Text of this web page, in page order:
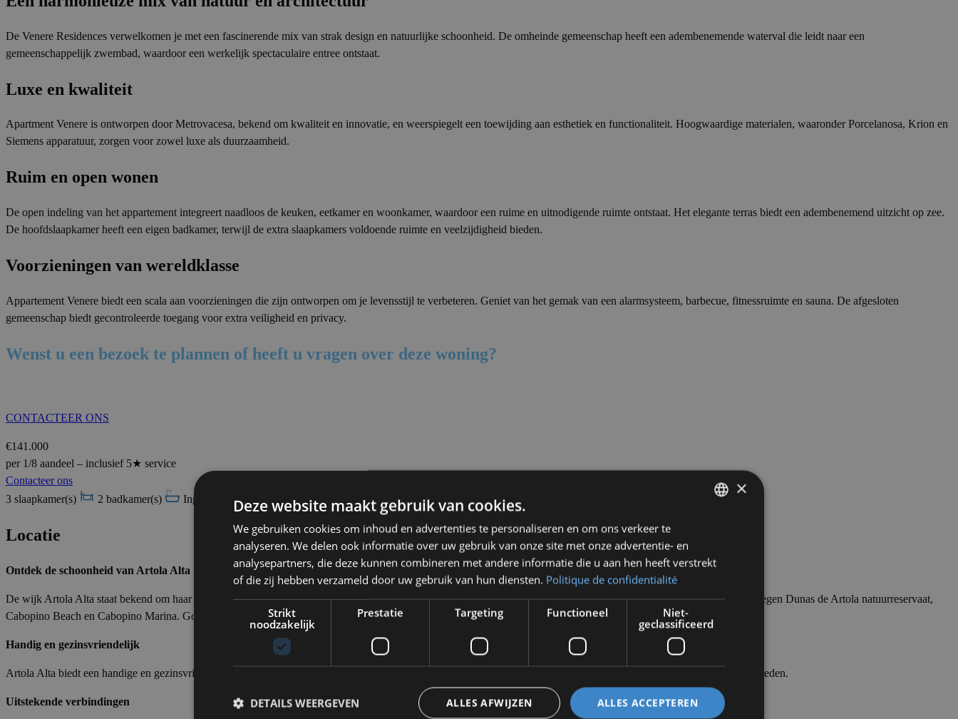
De Venere Residences verwelkomen je met een fascinerende mix van strak design en natuurlijke schoonheid. De omheinde gemeenschap heeft een adembenemende waterval die leidt naar een
gemeenschappelijk zwembad, waardoor een werkelijk spectaculaire entree ontstaat.
Luxe en kwaliteit
Apartment Venere is ontworpen door Metrovacesa, bekend om kwaliteit en innovatie, en weerspiegelt een toewijding aan esthetiek en functionaliteit. Hoogwaardige materialen, waaronder Porcelanosa, Krion en
Siemens apparatuur, zorgen voor zowel luxe als duurzaamheid.
Ruim en open wonen
De open indeling van het appartement integreert naadloos de keuken, eetkamer en woonkamer, waardoor een ruime en uitnodigende ruimte ontstaat. Het elegante terras biedt een adembenemend uitzicht op zee.
De hoofdslaapkamer heeft een eigen badkamer, terwijl de extra slaapkamers voldoende ruimte en veelzijdigheid bieden.
Voorzieningen van wereldklasse
Appartement Venere biedt een scala aan voorzieningen die zijn ontworpen om je levensstijl te verbeteren. Geniet van het gemak van een alarmsysteem, barbecue, fitnessruimte en sauna. De afgesloten
gemeenschap biedt gecontroleerde toegang voor extra veiligheid en privacy.
Wenst u een bezoek te plannen of heeft u vragen over deze woning?
CONTACTEER ONS
€141.000
per 1/8 aandeel – inclusief 5★ service
Contacteer ons
3 slaapkamer(s)
2 badkamer(s) Ingerichte keuken Tuin Zwembad
Locatie
Ontdek de schoonheid van Artola Alta
De wijk Artola Alta staat bekend om haar vredige omgeving, natuurlijke schoonheid en de nabijheid van de belangrijkste attracties van Marbella. Geniet van het nabijgelegen Dunas de Artola natuurreservaat,
Cabopino Beach en Cabopino Marina. Golfliefhebbers zullen de nabijgelegen golfbaan Cabopino Golf Marbella waarderen.
Handig en gezinsvriendelijk
Artola Alta biedt een handige en gezinsvriendelijke levensstijl. Het nabijgelegen winkelcentrum Parque Comercial La Cañada biedt een scala aan winkels en eetgelegenheden.
Uitstekende verbindingen
×
Deze website maakt gebruik van cookies.
We gebruiken cookies om inhoud en advertenties te personaliseren en om ons verkeer te
analyseren. We delen ook informatie over uw gebruik van onze site met onze advertentie- en
analysepartners, die deze kunnen combineren met andere informatie die u aan hen heeft verstrekt
of die zij hebben verzameld door uw gebruik van hun diensten. Politique de confidentialité
Strikt
noodzakelijk
Prestatie Targeting Functioneel
Niet-
geclassificeerd
ALLES ACCEPTEREN
ALLES AFWIJZEN
DETAILS WEERGEVEN